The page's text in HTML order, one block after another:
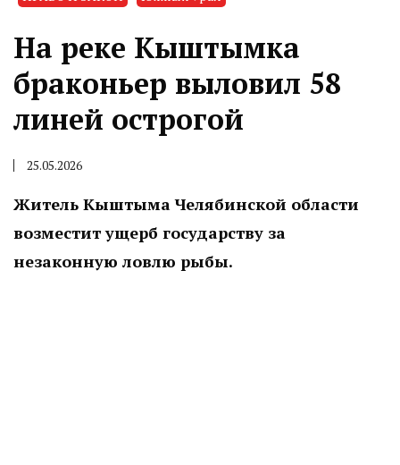
На реке Кыштымка
браконьер выловил 58
линей острогой
25.05.2026
Житель Кыштыма Челябинской области
возместит ущерб государству за
незаконную ловлю рыбы.